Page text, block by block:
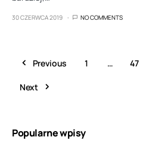
30 CZERWCA 2019 NO COMMENTS
Previous 1 … 47
Next
Popularne wpisy